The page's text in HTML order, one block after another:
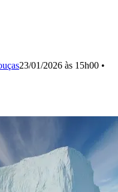
23/01/2026 às 15h00 •